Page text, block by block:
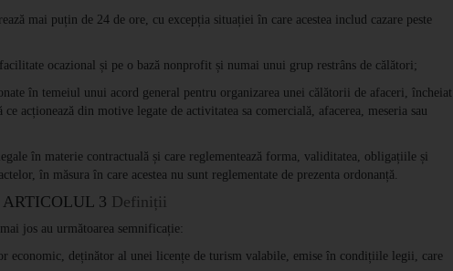
mai puțin de 24 de ore, cu excepția situației în care acestea includ cazare peste
ocazional și pe o bază nonprofit și numai unui grup restrâns de călători;
în temeiul unui acord general pentru organizarea unei călătorii de afaceri, încheiat
acționează din motive legate de activitatea sa comercială, afacerea, meseria sau
în materie contractuală și care reglementează forma, validitatea, obligațiile și
în măsura în care acestea nu sunt reglementate de prezenta ordonanță.
ARTICOLUL 3 Definiții
jos au următoarea semnificație:
economic, deținător al unei licențe de turism valabile, emise în condițiile legii, care